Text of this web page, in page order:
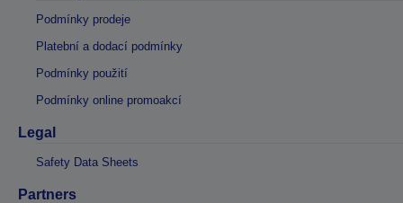
Podmínky prodeje
Platební a dodací podmínky
Podmínky použití
Podmínky online promoakcí
Legal
Safety Data Sheets
Partners